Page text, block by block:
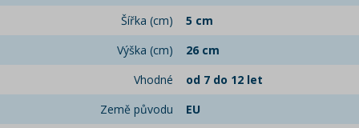
Šířka (cm)
5 cm
Výška (cm)
26 cm
Vhodné
od 7 do 12 let
Země původu
EU